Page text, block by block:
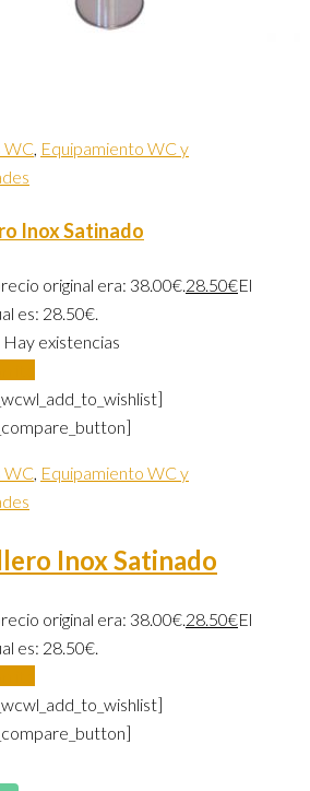
WC Equipamiento WC y
Inox Satinado
original era: 38.00€. 28.50€El
es: 28.50€.
Hay existencias
WC Equipamiento WC y
Inox Satinado
original era: 38.00€. 28.50€El
es: 28.50€.